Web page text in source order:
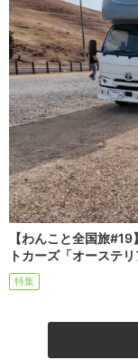
【わんこと全国旅
トカーズ「オーステ
特集